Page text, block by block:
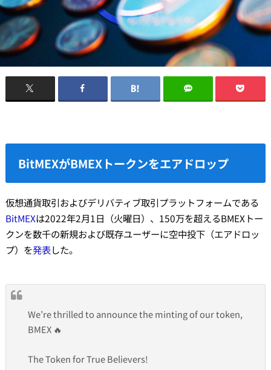
BitMEXがBMEXトークンをエアドロップ
仮想通貨取引およびデリバティブ取引プラットフォームである
BitMEXは2022年2月1日（火曜日）、150万を超えるBMEXトー
クンを数千の新規および既存ユーザーに空中投下（エアドロッ
プ）を発表した。
We’re thrilled to announce the minting of our token,
BMEX 🔥
The Token for True Believers!